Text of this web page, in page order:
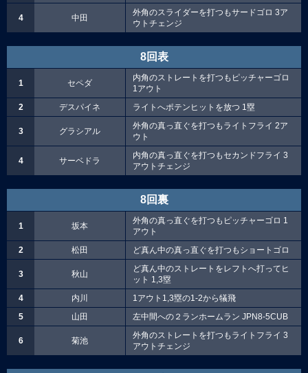
4 中田
外角のスライダーを打つもサードゴロ 3ア
ウトチェンジ
8回表
1 セペダ
内角のストレートを打つもピッチャーゴロ
1アウト
2
デスパイネ ライトへポテンヒットを放つ 1塁
3 グラシアル
外角の真っ直ぐを打つもライトフライ 2ア
ウト
4 サーベドラ
内角の真っ直ぐを打つもセカンドフライ 3
アウトチェンジ
8回裏
1 坂本
外角の真っ直ぐを打つもピッチャーゴロ 1
アウト
2
松田 ど真ん中の真っ直ぐを打つもショートゴロ
3 秋山
ど真ん中のストレートをレフトへ打ってヒ
ット 1,3塁
4
内川
1アウト1,3塁の1-2から犠飛
5
山田 左中間への２ランホームラン JPN8-5CUB
6 菊池
外角のストレートを打つもライトフライ 3
アウトチェンジ